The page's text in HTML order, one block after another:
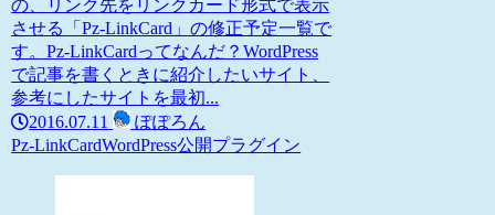
の、リンク先をリンクカード形式で表示
させる「Pz-LinkCard」の修正予定一覧で
す。Pz-LinkCardってなんだ？WordPress
で記事を書くときに紹介したいサイト、
参考にしたサイトを最初...
2016.07.11
ぽぽろん
Pz-LinkCardWordPress公開プラグイン